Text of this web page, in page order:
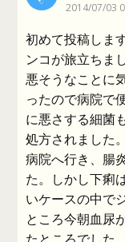
2014/07/03
初めて投稿しま
ンコが旅立ちま
悪そうなことに
ったので病院で
に悪さする細菌
処方されました
病院へ行き、腸
た。しかし下痢
いケースの中で
ところ今朝血尿